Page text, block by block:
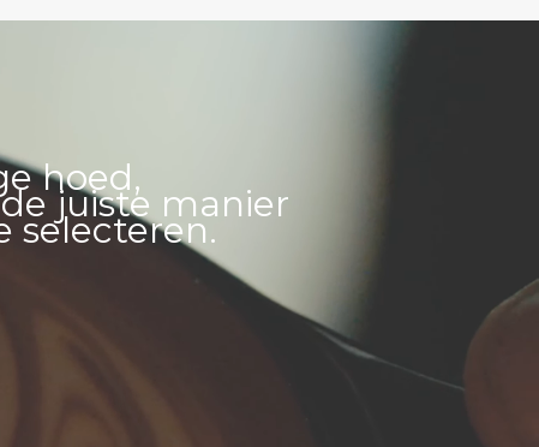
hoed,
juiste manier
selecteren.